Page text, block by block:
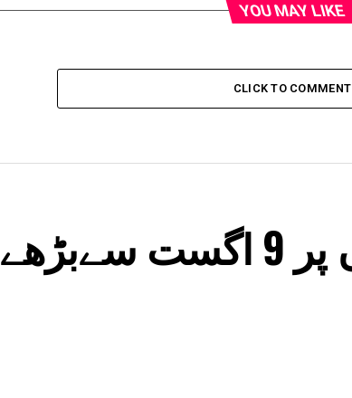
YOU MAY LIKE
CLICK TO COMMENT
دہلی میٹرو اسٹیشنوں پر 9 اگست سےبڑھے